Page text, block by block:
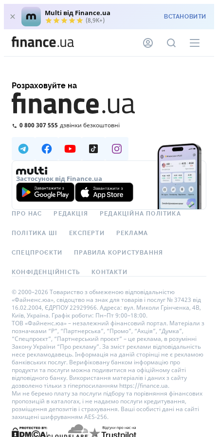
Multi від Finance.ua
(8,9K+) ВСТАНОВИТИ
Розраховуйте на
0 800 307 555 дзвінки безкоштовні
Застосунок від Finance.ua
ПРО НАС РЕДАКЦІЯ РЕДАКЦІЙНА ПОЛІТИКА
ПОЛІТИКА ШІ ЕКСПЕРТИ РЕКЛАМА
СПЕЦПРОЄКТИ ПРАВИЛА КОРИСТУВАННЯ
КОНФІДЕНЦІЙНІСТЬ КОНТАКТИ
© 2000–2026 Товариство з обмеженою відповідальністю
«Файненс.юа», свідоцтво на знак для товарів і послуг № 37423 від
16.02.2004, ЄДРПОУ 22929966. Адреса: вул. Миколи Грінченка, 4В,
Київ, Україна. Графік роботи: Пн–Пт 9:00–18:00.
ТОВ «Файненс.юа» – незалежний фінансовий портал. Матеріали з
позначками “Р”, “Партнерська”, “Промо”, “Акція”, “Думка”,
“Спецпроєкт”, “Партнерський проєкт” – це реклама, в розумінні
Закону України “Про рекламу”. За зміст реклами відповідальність
несе рекламодавець. Інформація на даній сторінці не є рекламою
банківських послуг. Верифіковану банком інформацію про
продукти та послуги можна подивитися на офіційному сайті
відповідного банку. Використання матеріалів і даних з сайту
дозволено тільки з гіперпосиланням https://finance.ua.
Ми не беремо плату за послуги підбору та порівняння фінансових
пропозицій в каталогах, і не надаємо послуги кредитування,
розміщення депозитів і страхування. Ваші особисті дані на сайті
захищені шифруванням AES-256.